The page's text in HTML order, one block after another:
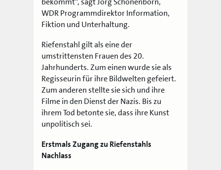
WDR Programmdirektor Information,
Fiktion und Unterhaltung.
Riefenstahl gilt als eine der
umstrittensten Frauen des 20.
Jahrhunderts. Zum einen wurde sie als
Regisseurin für ihre Bildwelten gefeiert.
Zum anderen stellte sie sich und ihre
Filme in den Dienst der Nazis. Bis zu
ihrem Tod betonte sie, dass ihre Kunst
unpolitisch sei.
Erstmals Zugang zu Riefenstahls
Nachlass